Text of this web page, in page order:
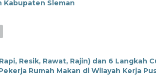
Kabupaten Sleman
Resik, Rawat, Rajin) dan 6 Langkah
Rumah Makan di Wilayah Kerja